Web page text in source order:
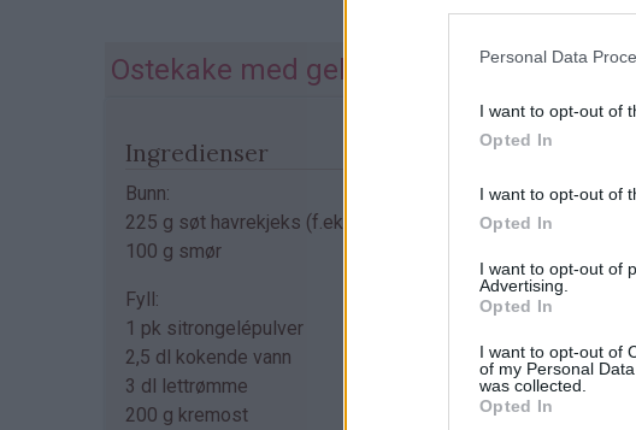
Personal Data
I want to opt-out of
Opted In
I want to opt-out of
Opted In
I want to opt-out of
Advertising.
Opted In
I want to opt-out of
of my Personal
was collected.
Opted In
Ostekake med gelélokk
Ingredienser
Bunn:
225 g søt havrekjeks (f.eks. 3/4 pk Bixit)
100 g smør
Fyll:
1 pk sitrongelépulver
2,5 dl kokende vann
3 dl lettrømme
200 g kremost